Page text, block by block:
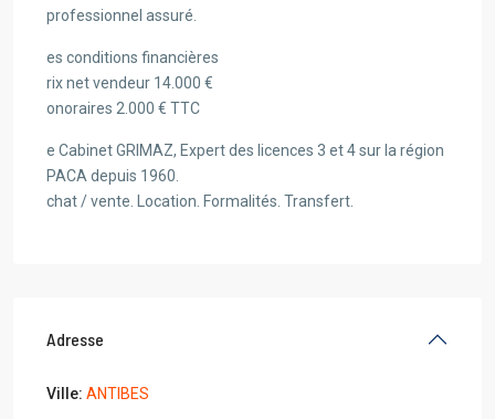
professionnel assuré.
es conditions financières
rix net vendeur 14.000 €
onoraires 2.000 € TTC
e Cabinet GRIMAZ, Expert des licences 3 et 4 sur la région
PACA depuis 1960.
chat / vente. Location. Formalités. Transfert.
Adresse
Ville: ANTIBES